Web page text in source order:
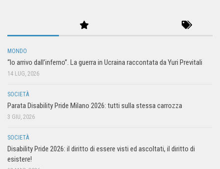
MONDO
“Io arrivo dall’inferno”. La guerra in Ucraina raccontata da Yuri Previtali
14 LUG, 2026
SOCIETÀ
Parata Disability Pride Milano 2026: tutti sulla stessa carrozza
3 GIU, 2026
SOCIETÀ
Disability Pride 2026: il diritto di essere visti ed ascoltati, il diritto di
esistere!